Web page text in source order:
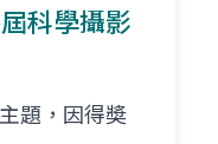
科學攝影
題，因得奬